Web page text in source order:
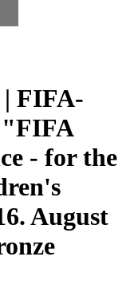
FIFA-
"FIFA
- for the
August